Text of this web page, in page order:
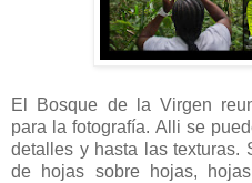
El Bosque de la Virgen
para la fotografía. Alli se
detalles y hasta las texturas.
de hojas sobre hojas,